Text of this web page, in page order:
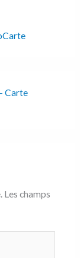
Carte
Les champs